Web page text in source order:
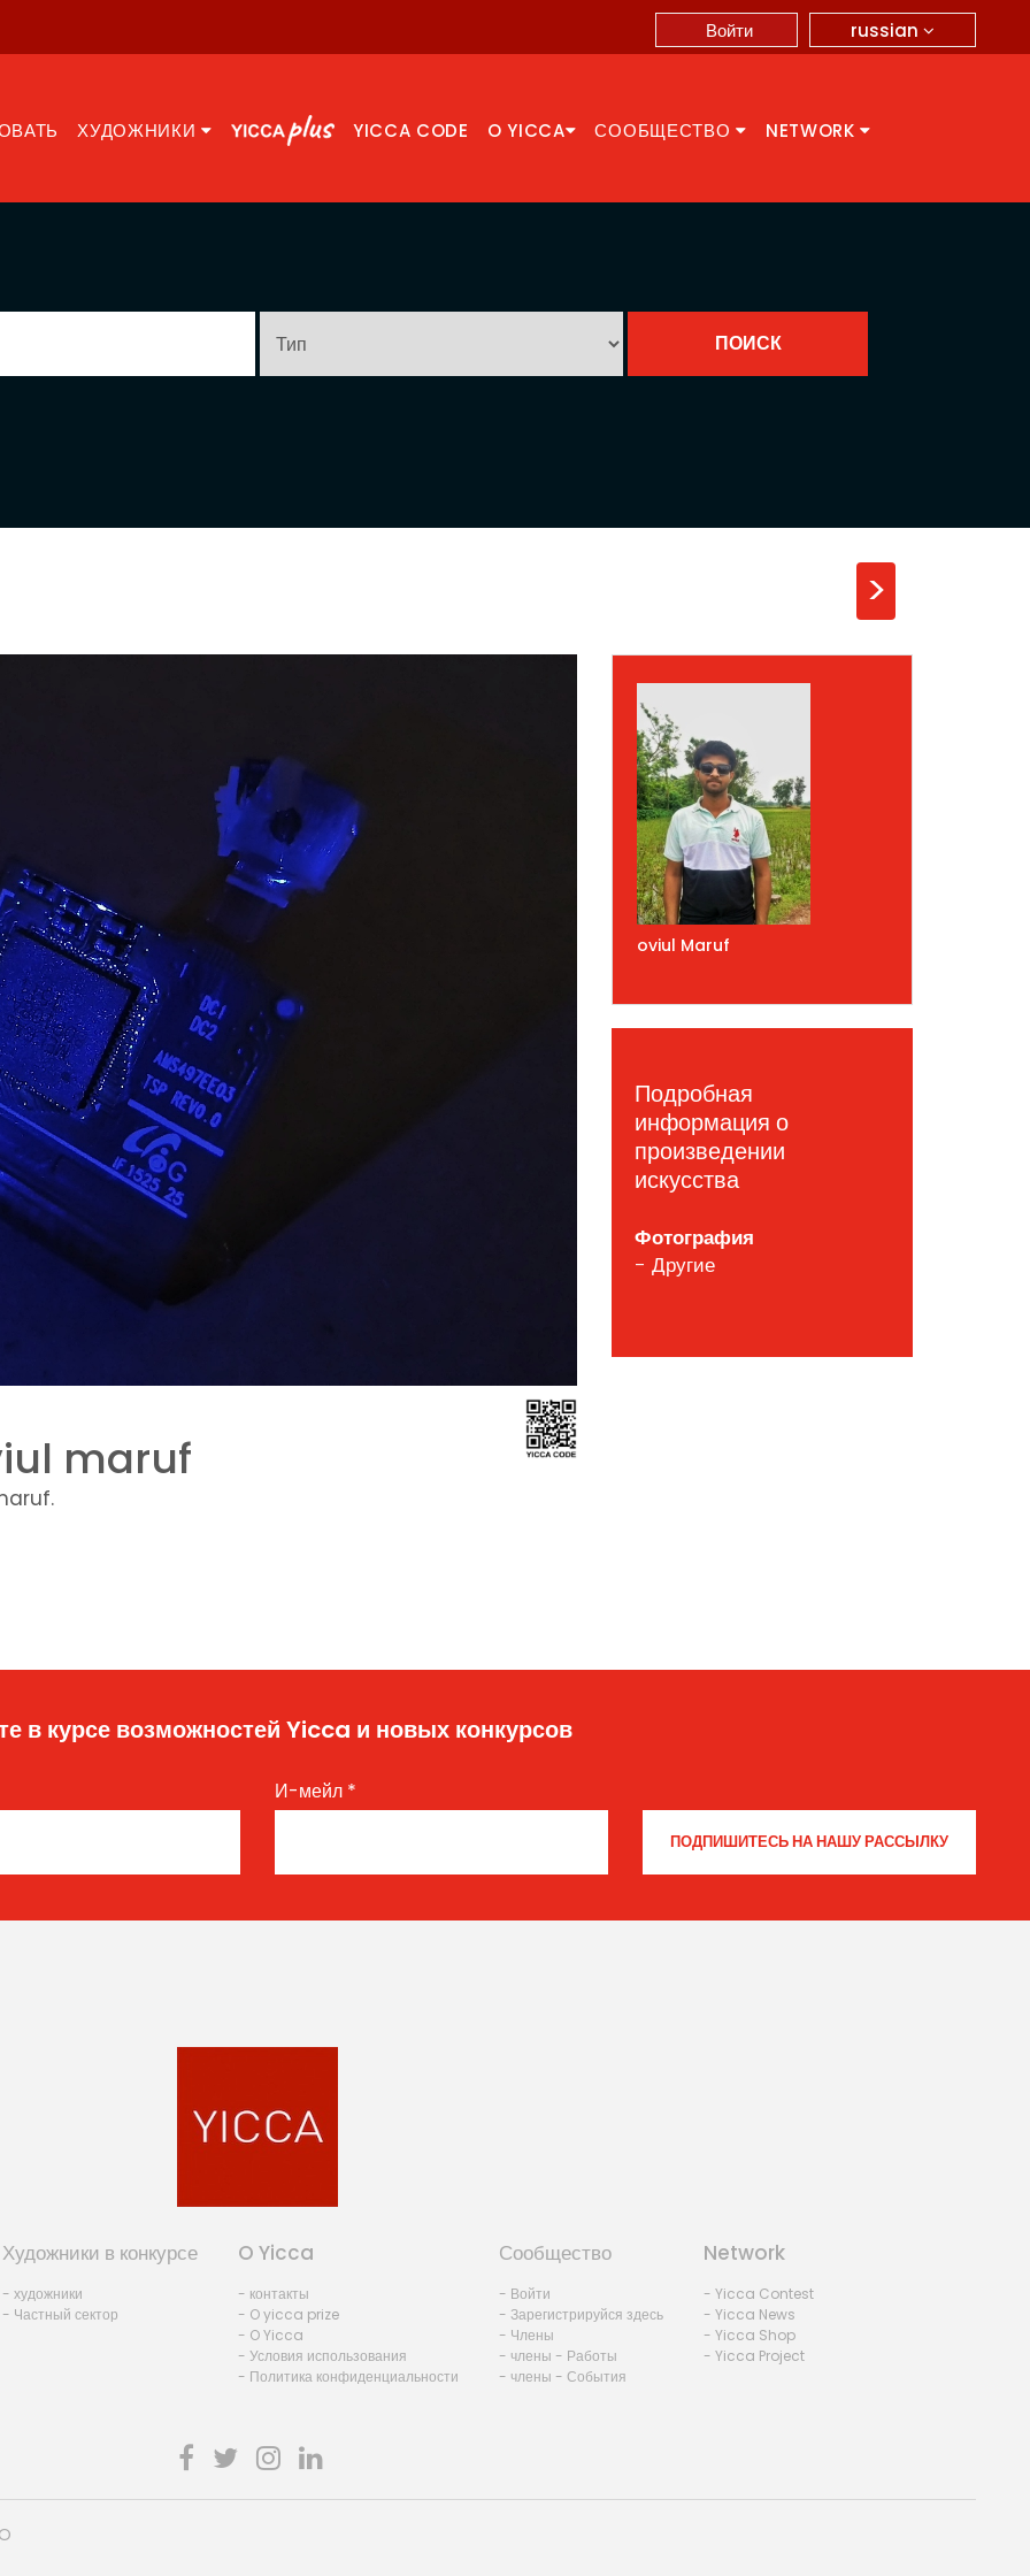
russian
Войти
ХУДОЖНИКИ YICCA CODE O YICCA СООБЩЕСТВО NETWORK
>
maruf
oviul Maruf
Подробная
информация о
произведении
искусства
Фотография
- Другие
в курсе возможностей Yicca и новых конкурсов
И-мейл *
Художники в конкурсе
- художники
- Частный сектор
O Yicca
- контакты
- O yicca prize
- O Yicca
- Условия использования
- Политика конфиденциальности
Сообщество
- Войти
- Зарегистрируйся здесь
- Члены
- члены - Работы
- члены - События
Network
- Yicca Contest
- Yicca News
- Yicca Shop
- Yicca Project